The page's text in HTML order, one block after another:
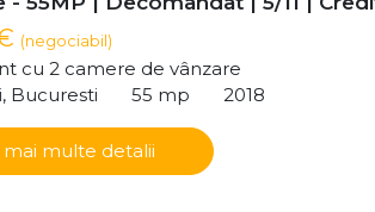
(negociabil)
cu 2 camere de vânzare
Bucuresti
55 mp 2018
mai multe detalii